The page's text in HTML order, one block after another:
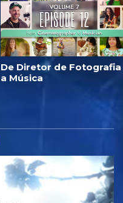
De Diretor de Fotografia
a Música